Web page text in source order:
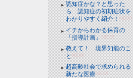
認知症かな？と思った
ら 認知症の初期症状を
わかりやすく紹介！NEW!
イチからわかる保育の
「指導計画」NEW!
教えて！ 境界知能のこ
とNEW!
超高齢社会で求められる
新たな医療NEW!